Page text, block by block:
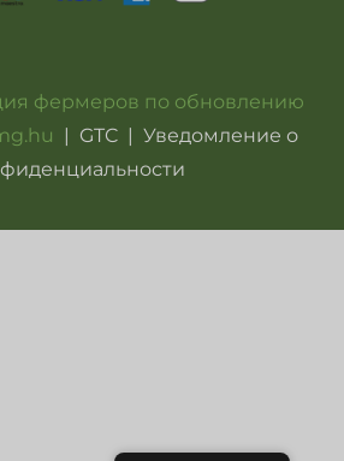
фермеров по обновлению
| GTC | Уведомление о